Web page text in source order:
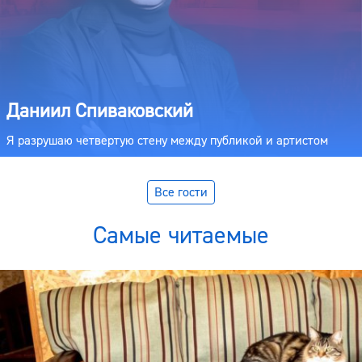
Даниил Спиваковский
Я разрушаю четвертую стену между публикой и артистом
Все гости
Самые читаемые